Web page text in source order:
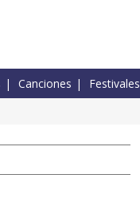
Canciones Festivales